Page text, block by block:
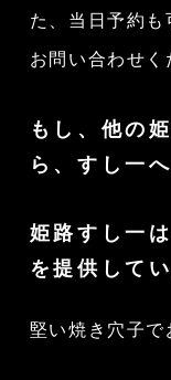
た、当日予約も
お問い合わせく
もし、他の
ら、すし一へ
姫路すし一
を提供してい
堅い焼き穴子で